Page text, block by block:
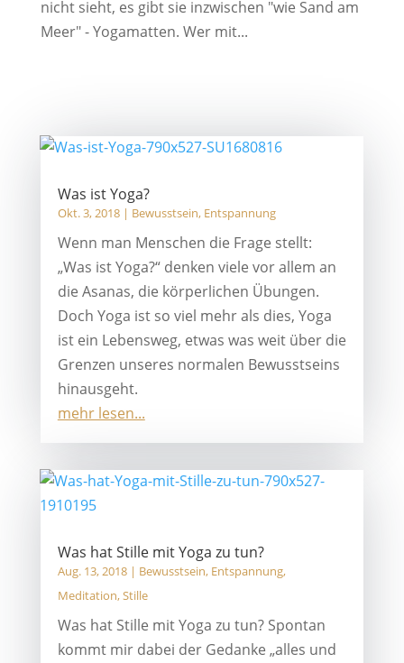
nicht sieht, es gibt sie inzwischen "wie Sand am
Meer" - Yogamatten. Wer mit...
Was ist Yoga?
Okt. 3, 2018| Bewusstsein, Entspannung
Wenn man Menschen die Frage stellt:
„Was ist Yoga?“ denken viele vor allem an
die Asanas, die körperlichen Übungen.
Doch Yoga ist so viel mehr als dies, Yoga
ist ein Lebensweg, etwas was weit über die
Grenzen unseres normalen Bewusstseins
hinausgeht.
mehr lesen...
Was hat Stille mit Yoga zu tun?
Aug. 13, 2018| Bewusstsein, Entspannung,
Meditation,Stille
Was hat Stille mit Yoga zu tun? Spontan
kommt mir dabei der Gedanke „alles und